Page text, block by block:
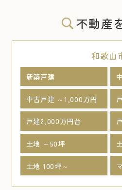
不動産
和歌山
新築戸建
中古戸建 ～1,000万円
戸建2,000万円台
土地 ～50坪
土地 100坪～